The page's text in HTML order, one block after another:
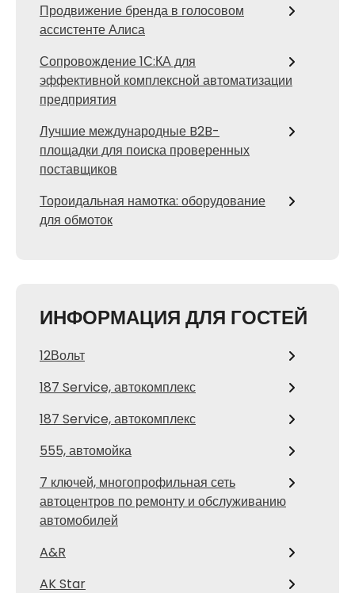
Продвижение бренда в голосовом
ассистенте Алиса
Сопровождение 1С:КА для
эффективной комплексной автоматизации
предприятия
Лучшие международные B2B-
площадки для поиска проверенных
поставщиков
Тороидальная намотка: оборудование
для обмоток
ИНФОРМАЦИЯ ДЛЯ ГОСТЕЙ
12Вольт
187 Service, автокомплекс
187 Service, автокомплекс
555, автомойка
7 ключей, многопрофильная сеть
автоцентров по ремонту и обслуживанию
автомобилей
A&R
AK Star